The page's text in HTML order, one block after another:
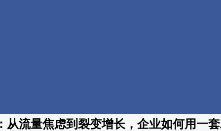
从流量焦虑到裂变增长，企业如何用一